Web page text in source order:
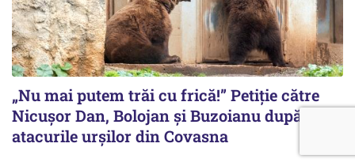
„Nu mai putem trăi cu frică!” Petiție către
Nicușor Dan, Bolojan și Buzoianu după
atacurile urșilor din Covasna